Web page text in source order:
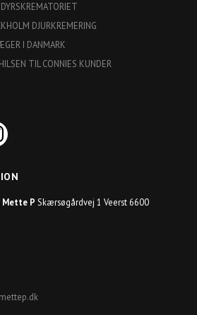
DJURKREMERING
I DANMARK
TIL CONNIES KUNDER
Mette P Skærsøgårdvej 1 Veerst 6600